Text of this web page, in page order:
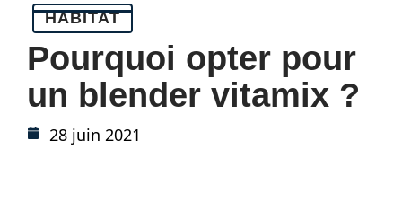
HABITAT
Pourquoi opter pour
un blender vitamix ?
28 juin 2021